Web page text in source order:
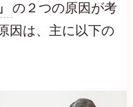
の２つの原因が考
因は、主に以下の